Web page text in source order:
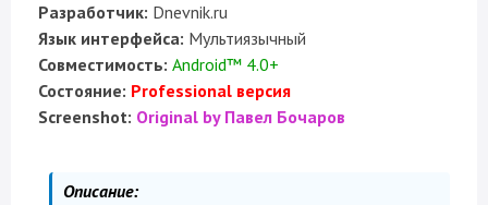
Разработчик: Dnevnik.ru
Язык интерфейса: Мультиязычный
Совместимость: Android™ 4.0+
Состояние: Professional версия
Screenshot: Original by Павел Бочаров
Описание: